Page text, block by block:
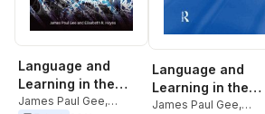
Language and
Learning in the
Digital Age
James Paul Gee,
Language and
Learning in the
Digital Age
James Paul Gee,